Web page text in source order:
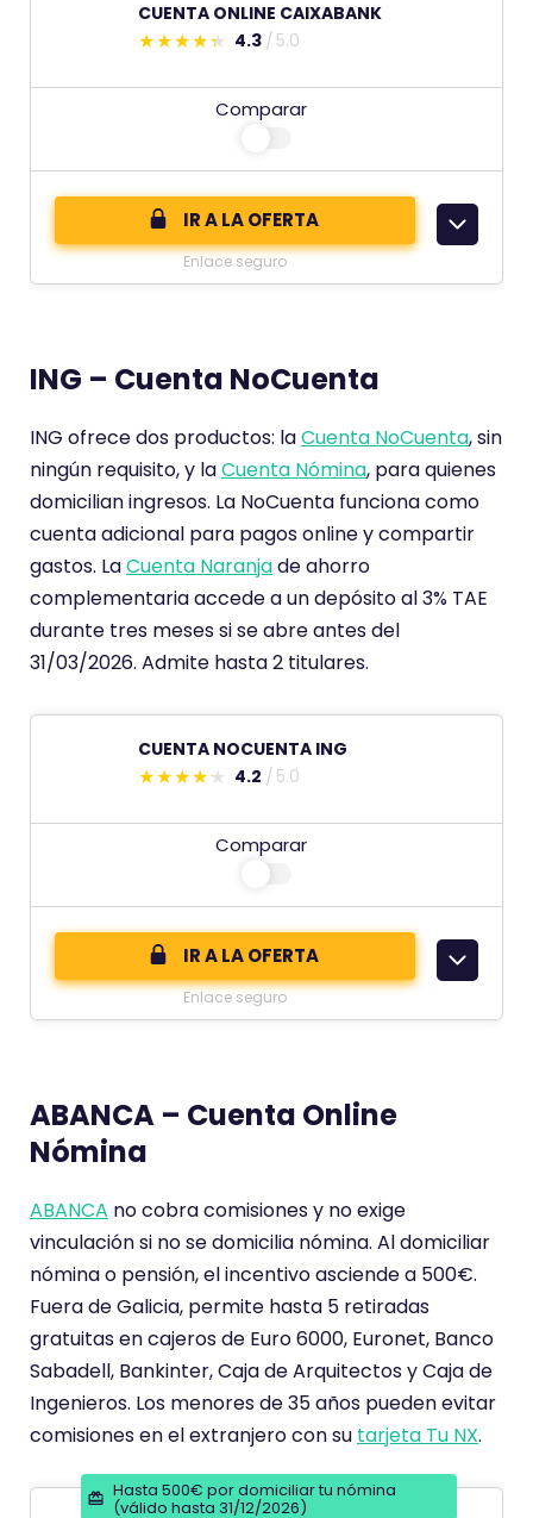
u
n
t
ó
n
CUENTA ONLINE CAIXABANK
E
s
m
e
a
i
o
t
i
e
n
e
u
p
n
a
i
ó
e
4.3 5.0
Comparar
IR A LA OFERTA
Enlace seguro
ING – Cuenta NoCuenta
ING ofrece dos productos: laCuenta NoCuenta, sin
ningún requisito, y laCuenta Nómina, para quienes
domicilian ingresos. La NoCuenta funciona como
cuenta adicional para pagos online y compartir
gastos. LaCuenta Naranjade ahorro
complementaria accede a un depósito al 3% TAE
durante tres meses si se abre antes del
31/03/2026. Admite hasta 2 titulares.
CUENTA NOCUENTA ING
E
s
m
e
a
r
o
t
i
e
n
e
u
n
p
4.2 5.0
Comparar
IR A LA OFERTA
Enlace seguro
ABANCA – Cuenta Online
Nómina
ABANCA no cobra comisiones y no exige
vinculación si no se domicilia nómina. Al domiciliar
nómina o pensión, el incentivo asciende a 500€.
Fuera de Galicia, permite hasta 5 retiradas
gratuitas en cajeros de Euro 6000, Euronet, Banco
Sabadell, Bankinter, Caja de Arquitectos y Caja de
Ingenieros. Los menores de 35 años pueden evitar
comisiones en el extranjero con su tarjeta Tu NX.
Hasta 500€ por domiciliar tu nómina
(válido hasta 31/12/2026)